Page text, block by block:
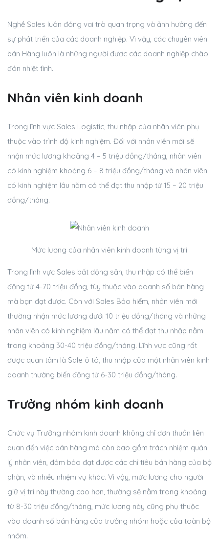
Nghề Sales luôn đóng vai trò quan trọng và ảnh hưởng đến
sự phát triển của các doanh nghiệp. Vì vậy, các chuyên viên
bán Hàng luôn là những người được các doanh nghiệp chào
đón nhiệt tình.
Nhân viên kinh doanh
Trong lĩnh vực Sales Logistic, thu nhập của nhân viên phụ
thuộc vào trình độ kinh nghiệm. Đối với nhân viên mới sẽ
nhận mức lương khoảng 4 – 5 triệu đồng/tháng, nhân viên
có kinh nghiệm khoảng 6 – 8 triệu đồng/tháng và nhân viên
có kinh nghiệm lâu năm có thể đạt thu nhập từ 15 – 20 triệu
đồng/tháng.
Mức lương của nhân viên kinh doanh từng vị trí
Trong lĩnh vực Sales bất động sản, thu nhập có thể biến
động từ 4-70 triệu đồng, tùy thuộc vào doanh số bán hàng
mà bạn đạt được. Còn với Sales Bảo hiểm, nhân viên mới
thường nhận mức lương dưới 10 triệu đồng/tháng và những
nhân viên có kinh nghiệm lâu năm có thể đạt thu nhập nằm
trong khoảng 30-40 triệu đồng/tháng. Lĩnh vực cũng rất
được quan tâm là Sale ô tô, thu nhập của một nhân viên kinh
doanh thường biến động từ 6-30 triệu đồng/tháng.
Trưởng nhóm kinh doanh
Chức vụ Trưởng nhóm kinh doanh không chỉ đơn thuần liên
quan đến việc bán hàng mà còn bao gồm trách nhiệm quản
lý nhân viên, đảm bảo đạt được các chỉ tiêu bán hàng của bộ
phận, và nhiều nhiệm vụ khác. Vì vậy, mức lương cho người
giữ vị trí này thường cao hơn, thường sẽ nằm trong khoảng
từ 8-30 triệu đồng/tháng, mức lương này cũng phụ thuộc
vào doanh số bán hàng của trưởng nhóm hoặc của toàn bộ
nhóm.